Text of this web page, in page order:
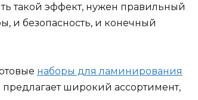
такой эффект, нужен правильный
и безопасность, и конечный
наборы для ламинирования
предлагает широкий ассортимент,